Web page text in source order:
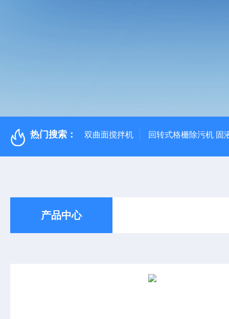
热门搜索： 双曲面搅拌机 回转式格栅除污机 固
产品中心